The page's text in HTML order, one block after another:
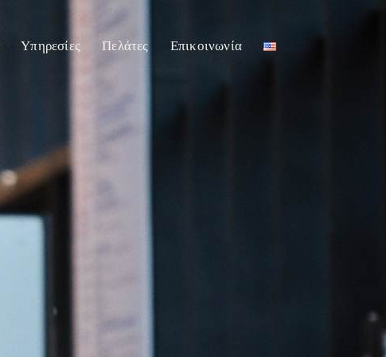
Υπηρεσίες Πελάτες Επικοινωνία